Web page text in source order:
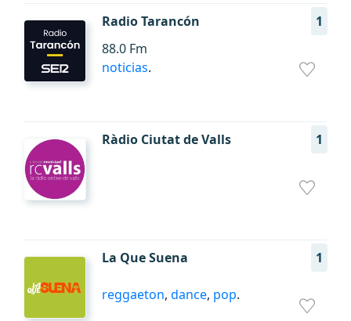
Radio Tarancón
1
88.0 Fm
noticias.
Ràdio Ciutat de Valls 1
La Que Suena 1
reggaeton, dance, pop.